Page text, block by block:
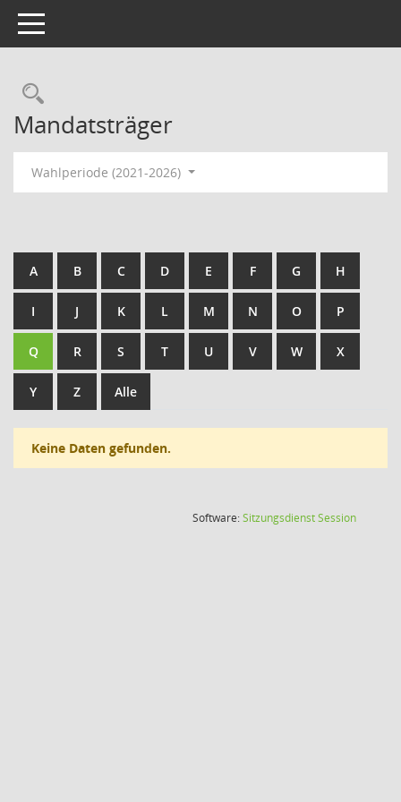
Toggle navigation
Rechercheauswahl
Mandatsträger
Wahlperiode (2021-2026)
A B C D E F G H
I J K L M N O P
Q R S T U V W X
Y Z Alle
Keine Daten gefunden.
Software:SitzungsdienstSession(Wird in